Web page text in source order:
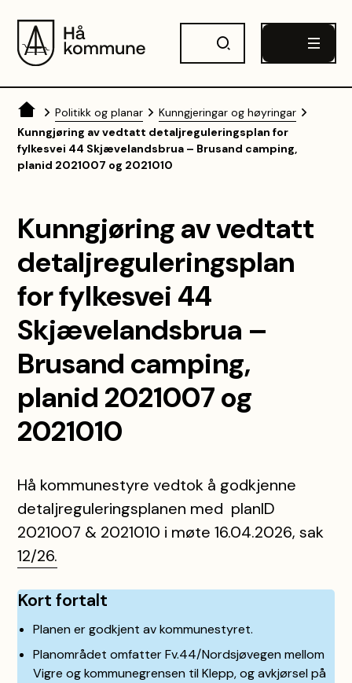
Du er her:Politikk og planar
Kunngjeringar og høyringar
Kunngjøring av vedtatt detaljreguleringsplan for
fylkesvei 44 Skjævelandsbrua – Brusand camping,
planid 2021007 og 2021010
Kunngjøring av vedtatt
detaljreguleringsplan
for fylkesvei 44
Skjævelandsbrua –
Brusand camping,
planid 2021007 og
2021010
Hå kommunestyre vedtok å godkjenne
detaljreguleringsplanen med planID
2021007 & 2021010 i møte 16.04.2026, sak
12/26.
Kort fortalt
Planen er godkjent av kommunestyret.
Planområdet omfatter Fv.44/Nordsjøvegen mellom
Vigre og kommunegrensen til Klepp, og avkjørsel på